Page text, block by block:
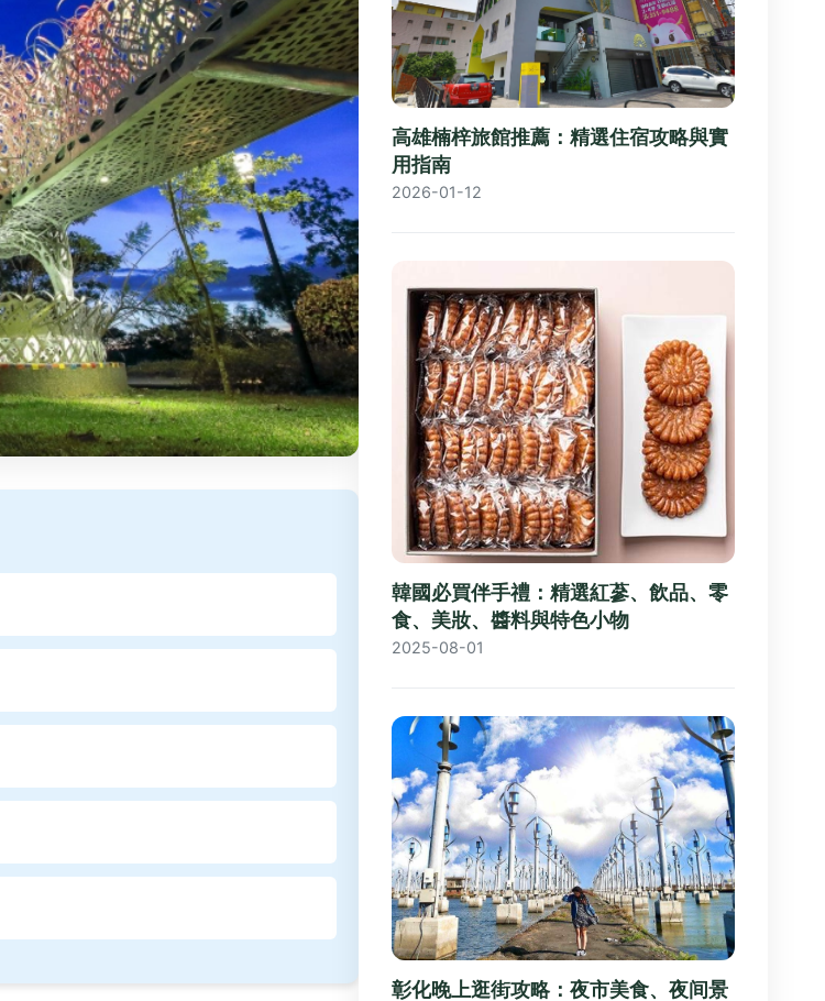
高雄楠梓旅館推薦：精選住宿攻略與實
用指南
2026-01-12
韓國必買伴手禮：精選紅蔘、飲品、零
食、美妝、醬料與特色小物
2025-08-01
彰化晚上逛街攻略：夜市美食、夜间景